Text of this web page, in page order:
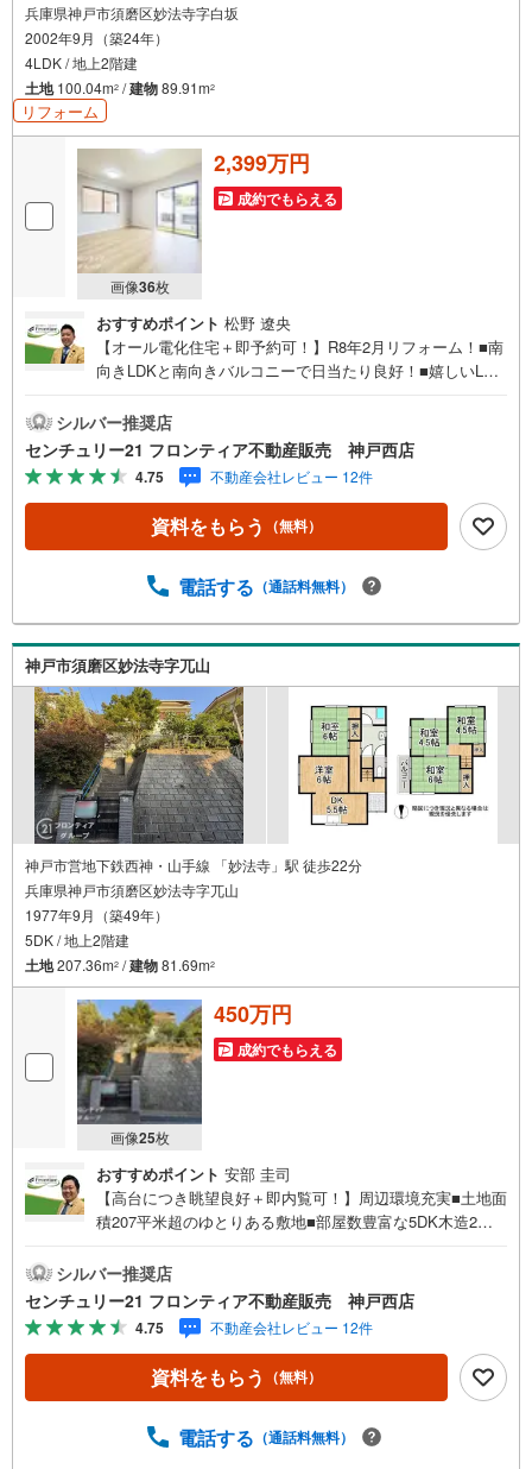
兵庫県神戸市須磨区妙法寺字白坂
2002年9月（築24年）
4LDK / 地上2階建
土地100.04m2 /建物89.91m2
リフォーム
画像36枚
2,399万円
成約でもらえる
おすすめポイント 松野 遼央
【オール電化住宅＋即予約可！】R8年2月リフォーム！■南
向きLDKと南向きバルコニーで日当たり良好！■嬉しいL字
以上でレイアウト自由 リフォーム内容・キッチン・お風呂
新品・フローリング上張り、室内クリーニング、白蟻点
検・給湯器・建具交換・外壁塗装、屋根塗装 等 立地・妙
法寺小学校まで徒歩約7分・横尾中学校まで徒歩約18分 弊
社が選ばれる理由 1.お金の扱い方のプロ、ファイナンシャ
ルプランナーが資金計画をサポート！2.買い替えなどにも
りがあるため、最も低金利になるように審査が可能！4.物
リフォームプランナーがご提案！5.定期的にご連絡を繋
ぎ、有事の際に迅速にサポートいたします弊社は専門家同
士が連携をとっているため、より多くの知見がございま
す。お気軽にお問合せください！
シルバー推奨店
センチュリー21 フロンティア不動産販売 神戸西店
4.75 不動産会社レビュー 12件
資料をもらう （無料）
電話する （通話料無料）
神戸市須磨区妙法寺字兀山
神戸市営地下鉄西神・山手線 「妙法寺」駅 徒歩22分
兵庫県神戸市須磨区妙法寺字兀山
1977年9月（築49年）
5DK / 地上2階建
土地207.36m2 /建物81.69m2
画像25枚
450万円
成約でもらえる
おすすめポイント 安部 圭司
【高台につき眺望良好＋即内覧可！】周辺環境充実■土地面
積207平米超のゆとりある敷地■部屋数豊富な5DK木造2階
を気にせず過ごせます・トイレが2箇所あり忙しい朝の時間
帯もスムーズです・プライベート空間を確保できる独立洗
面所仕様・趣のある和室とフローリング仕様の居室・ 立
地・神戸市立妙法寺小学校まで徒歩約10分・神戸市立横尾
中学校まで徒歩約21分 弊社が選ばれる理由 1.お金の扱い方
のプロ、ファイナンシャルプランナーが資金計画をサポー
3.たくさんの銀行と繋がりがあるため、最も低金利になる
シルバー推奨店
センチュリー21 フロンティア不動産販売 神戸西店
4.75 不動産会社レビュー 12件
資料をもらう （無料）
電話する （通話料無料）